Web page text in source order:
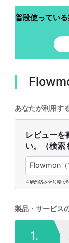
普段使ってい
あなたが利用す
レビューを
い。（検索
※解約済みや前職で
製品・サービス
1.